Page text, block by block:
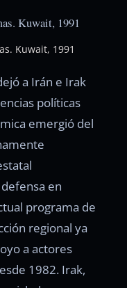
Kuwait, 1991
a Irán e Irak
políticas
emergió del
en
programa de
regional ya
a actores
1982. Irak,